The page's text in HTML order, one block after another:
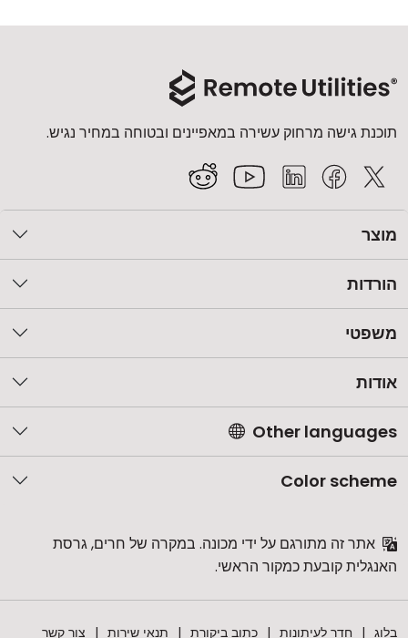
תוכנת גישה מרחוק עשירה במאפיינים ובטוחה במחיר נגיש.
מוצר
הורדות
משפטי
אודות
Other languages
Color scheme
אתר זה מתורגם על ידי מכונה. במקרה של חרים, גרסת
האנגלית קובעת כמקור הראשי.
בלוג חדר לעיתונות כתוב ביקורת תנאי שירות צור קשר